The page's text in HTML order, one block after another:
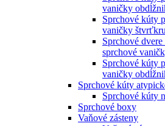
vaničky
Sprchové kúty
vaničky
Sprchové
sprchové
Sprchové kúty
vaničky
Sprchové kúty
Sprchové kúty
Sprchové boxy
Vaňové zásteny